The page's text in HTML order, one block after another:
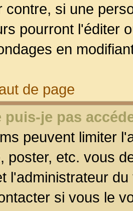
contre, si une
pourront l'éditer
en
de page
puis-je pas
peuvent limiter
poster, etc. vous
l'administrateur
si vous le